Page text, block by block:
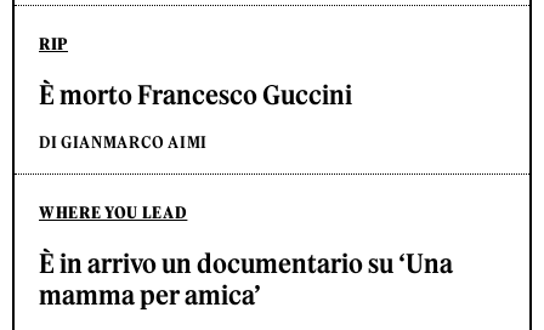
RIP
È morto Francesco Guccini
DI GIANMARCO AIMI
WHERE YOU LEAD
È in arrivo un documentario su ‘Una
mamma per amica’